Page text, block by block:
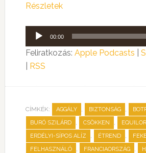
Részletek
Audió
lejátszó
00:00
Feliratkozás: Apple Podcasts
RSS
CÍMKÉK: AGGÁLY , BIZTONSÁG ,
BURÓ SZILÁRD , CSÖKKEN ,
ERDÉLYI-SÍPOS ALÍZ , ÉTREND ,
FELHASZNÁLÓ , FRANCIAORSZÁG ,